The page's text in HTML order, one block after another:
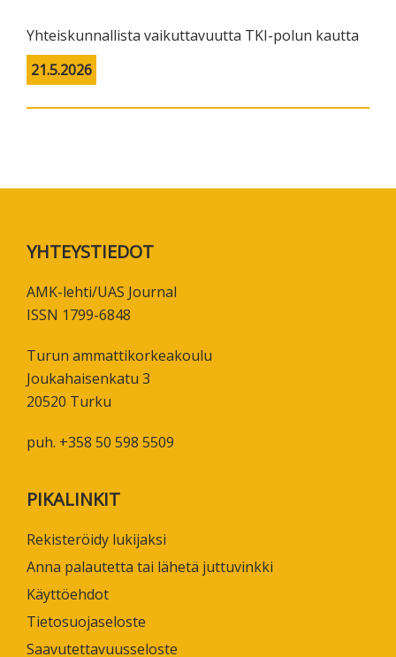
Yhteiskunnallista vaikuttavuutta TKI-polun kautta
21.5.2026
Footer
YHTEYSTIEDOT
AMK-lehti/UAS Journal
ISSN 1799-6848
Turun ammattikorkeakoulu
Joukahaisenkatu 3
20520 Turku
puh. +358 50 598 5509
PIKALINKIT
Rekisteröidy lukijaksi
Anna palautetta tai lähetä juttuvinkki
Käyttöehdot
Tietosuojaseloste
Saavutettavuusseloste